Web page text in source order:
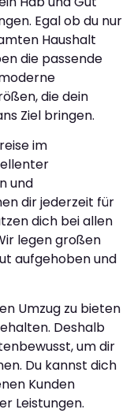
Egal ob du nur
Haushalt
die passende
die dein
Ziel bringen.
im
und
dir jederzeit für
dich bei allen
legen großen
aufgehoben und
Umzug zu bieten
Deshalb
um dir
Du kannst dich
Kunden
Leistungen.